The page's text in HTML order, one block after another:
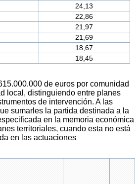
24,13
22,86
21,97
21,69
18,67
18,45
de euros por comunidad
local, distinguiendo entre planes
de intervención. A las
sumarles la partida destinada a la
en la memoria económica
territoriales, cuando esta no está
en las actuaciones